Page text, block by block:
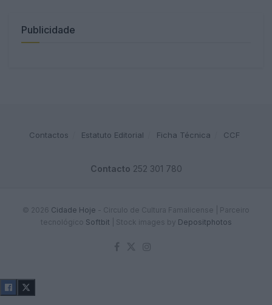
Publicidade
Contactos Estatuto Editorial Ficha Técnica CCF
Contacto 252 301 780
© 2026 Cidade Hoje - Circulo de Cultura Famalicense | Parceiro
tecnológico Softbit Stock images by Depositphotos